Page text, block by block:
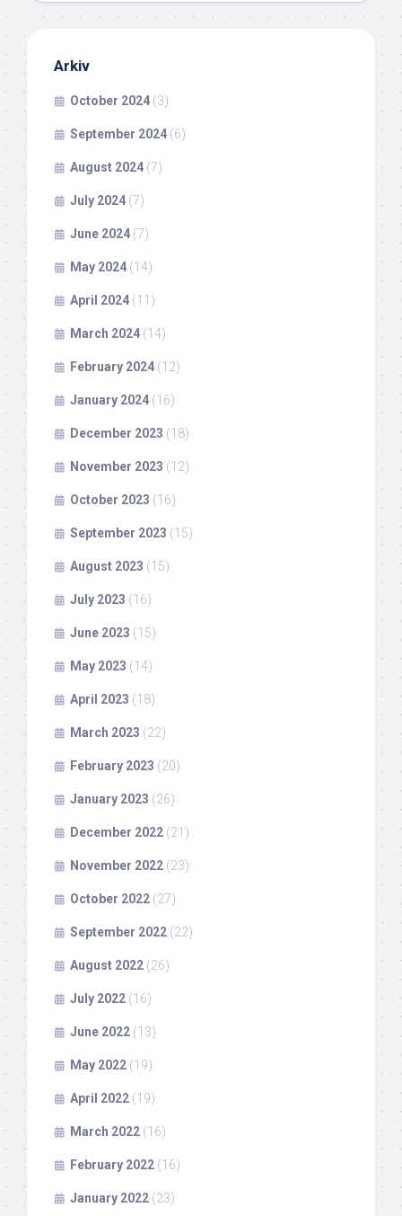
Arkiv
October 2024 (3)
September 2024 (6)
August 2024 (7)
July 2024 (7)
June 2024 (7)
May 2024 (14)
April 2024 (11)
March 2024 (14)
February 2024 (12)
January 2024 (16)
December 2023 (18)
November 2023 (12)
October 2023 (16)
September 2023 (15)
August 2023 (15)
July 2023 (16)
June 2023 (15)
May 2023 (14)
April 2023 (18)
March 2023 (22)
February 2023 (20)
January 2023 (26)
December 2022 (21)
November 2022 (23)
October 2022 (27)
September 2022 (22)
August 2022 (26)
July 2022 (16)
June 2022 (13)
May 2022 (19)
April 2022 (19)
March 2022 (16)
February 2022 (16)
January 2022 (23)